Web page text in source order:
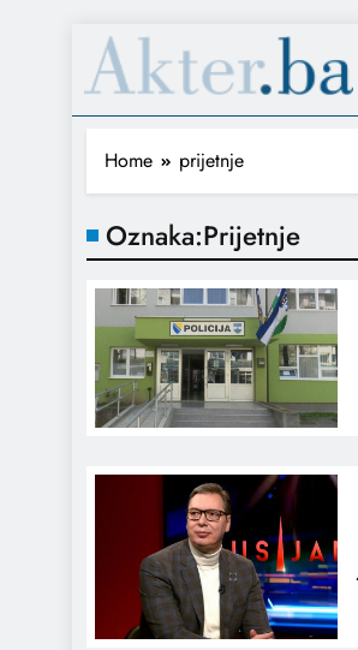
Home prijetnje
Oznaka:Prijetnje